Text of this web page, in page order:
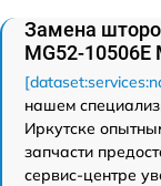
Замена
MG52-10506E
нашем
Иркутске
запчасти
сервис-центре